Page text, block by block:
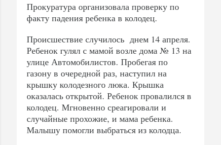
Прокуратура организовала проверку по
факту падения ребенка в колодец.
Происшествие случилось днем 14 апреля.
Ребенок гулял с мамой возле дома № 13 на
улице Автомобилистов. Пробегая по
газону в очередной раз, наступил на
крышку колодезного люка. Крышка
оказалась открытой. Ребенок провалился в
колодец. Мгновенно среагировали и
случайные прохожие, и мама ребенка.
Малышу помогли выбраться из колодца.